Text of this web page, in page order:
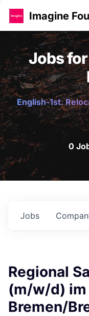
Imagine
Jobs
English-1st.
0
Jobs
Regional
(m/w/d) im
Bremen/